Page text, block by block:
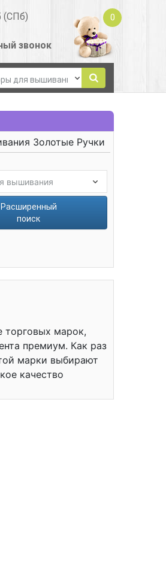
(СПб)
звонок
0
Золотые Ручки
Расширенный
поиск
торговых марок,
премиум. Как раз
марки выбирают
качество